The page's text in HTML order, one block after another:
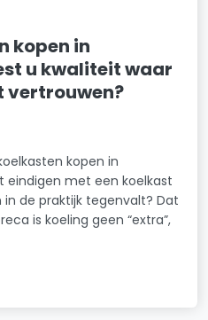
kopen in
u kwaliteit waar
vertrouwen?
kopen in
eindigen met een koelkast
de praktijk tegenvalt? Dat
is koeling geen “extra”,